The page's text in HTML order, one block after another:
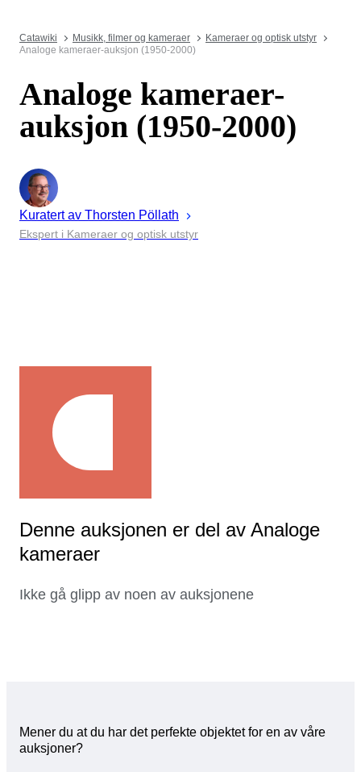
Catawiki Musikk, filmer og kameraer
Kameraer og optisk utstyr
Analoge kameraer-auksjon (1950-2000)
Analoge kameraer-
auksjon (1950-2000)
Kuratert av Thorsten Pöllath
Ekspert i Kameraer og optisk utstyr
Denne auksjonen er del av Analoge
kameraer
Ikke gå glipp av noen av auksjonene
Mener du at du har det perfekte objektet for en av våre
auksjoner?